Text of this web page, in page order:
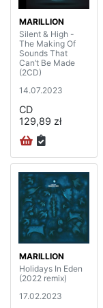
MARILLION
Silent & High -
The Making Of
Sounds That
Can’t Be Made
(2CD)
14.07.2023
CD
129,89 zł
MARILLION
Holidays In Eden
(2022 remix)
17.02.2023